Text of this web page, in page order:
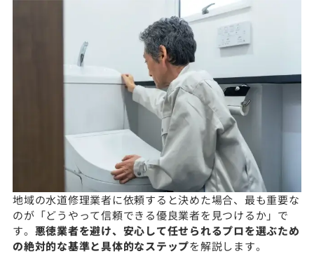
地域の水道修理業者に依頼すると決めた場合、最も重要な
のが「どうやって信頼できる優良業者を見つけるか」で
す。 悪徳業者を避け、安心して任せられるプロを選ぶため
の絶対的な基準と具体的なステップを解説します。